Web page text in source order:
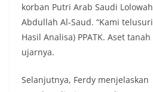
korban Putri Arab Saudi
Abdullah Al-Saud. “Kami
Hasil Analisa) PPATK. Aset
ujarnya.
Selanjutnya, Ferdy